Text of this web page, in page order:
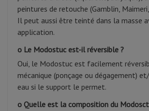
peintures de retouche (Gamblin,
Il peut aussi être teinté dans la masse
application.
o Le Modostuc est-il réversible ?
Oui, le Modostuc est facilement
mécanique (ponçage ou dégagement)
eau si le support le permet.
o Quelle est la composition du